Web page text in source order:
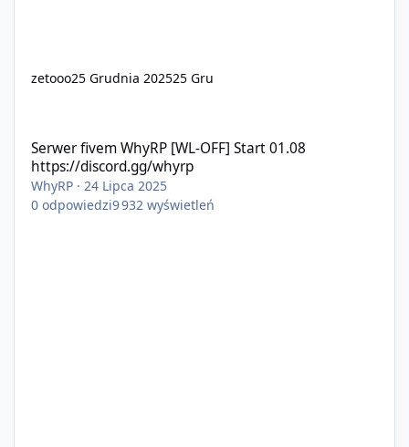
zetooo25 Grudnia 202525 Gru
Serwer fivem WhyRP [WL-OFF] Start 01.08
https://discord.gg/whyrp
WhyRP ·24 Lipca 2025
0 odpowiedzi9 932 wyświetleń